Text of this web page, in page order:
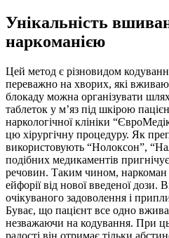
Унікальність
наркоманією
Цей метод є різновидом
переважно на хворих, які
блокаду можна організувати
таблеток у м’яз під шкірою
наркологічної клініки
цю хірургічну процедуру. Як
використовують “Нолоксон”,
подібних медикаментів
речовин. Таким чином, наркоман
ейфорії від нової введеної дози.
очікуваного задоволення і
Буває, що пацієнт все одно
незважаючи на кодування. При
радості він отримає тільки